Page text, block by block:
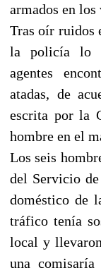
armados en
Tras oír ruidos
la policía lo
agentes
atadas, de
escrita por la
hombre en el
Los seis
del Servicio
doméstico de
tráfico tenía
local y
una